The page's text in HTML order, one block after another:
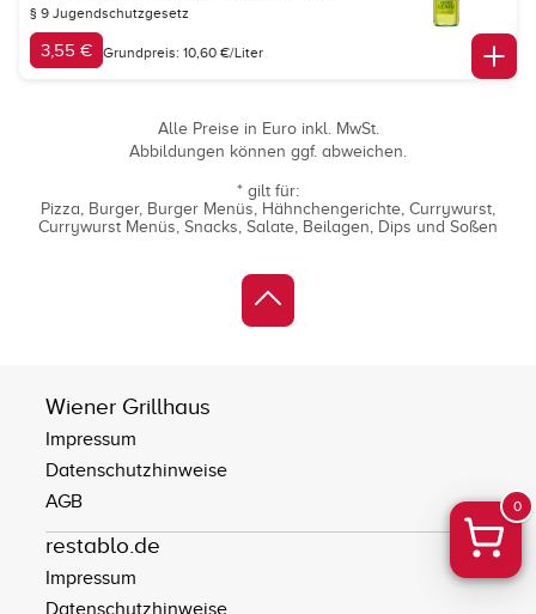
§ 9 Jugendschutzgesetz
3,55 € Grundpreis: 10,60 €/Liter
Alle Preise in Euro inkl. MwSt.
Abbildungen können ggf. abweichen.
* gilt für:
Pizza
Burger Burger Menüs Hähnchengerichte Currywurst
Currywurst Menüs Snacks Salate Beilagen Dips und Soßen
0
Wiener Grillhaus
Impressum
Datenschutzhinweise
AGB
restablo.de
Impressum
Datenschutzhinweise